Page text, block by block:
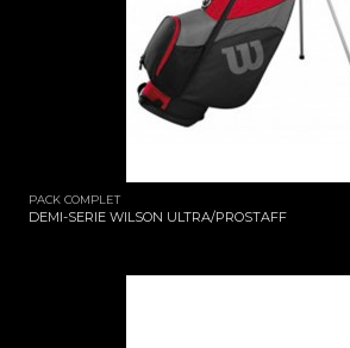
PACK COMPLET
DEMI-SERIE WILSON ULTRA/PROSTAFF